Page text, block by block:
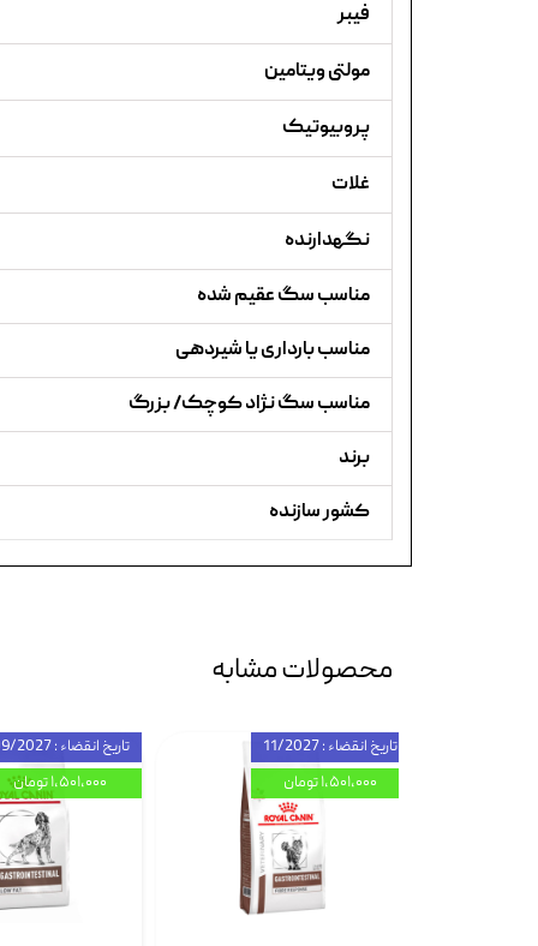
فیبر
مولتی ویتامین
پروبیوتیک
غلات
نگهدارنده
مناسب سگ عقیم شده
مناسب بارداری یا شیردهی
مناسب سگ نژاد کوچک/ بزرگ
برند
کشور سازنده
محصولات مشابه
تاریخ انقضاء : 09/2027
۱,۵۰۱,۰۰۰ تومان
تاریخ انقضاء : 11/2027
۱,۵۰۱,۰۰۰ تومان